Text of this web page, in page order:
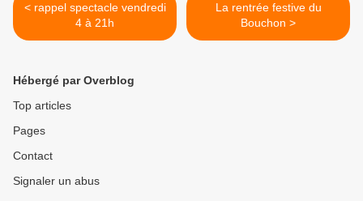
< rappel spectacle vendredi
4 à 21h
La rentrée festive du
Bouchon >
Hébergé par Overblog
Top articles
Pages
Contact
Signaler un abus